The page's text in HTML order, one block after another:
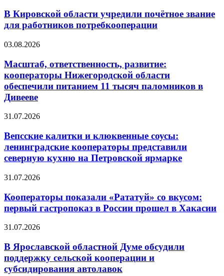
В Кировской области учредили почётное звание
для работников потребкооперации
03.08.2026
Масштаб, ответственность, развитие:
кооператоры Нижегородской области
обеспечили питанием 11 тысяч паломников в
Дивееве
31.07.2026
Вепсские калитки и клюквенные соусы:
ленинградские кооператоры представили
северную кухню на Петровской ярмарке
31.07.2026
Кооператоры показали «Рататуй» со вкусом:
первый гастропоказ в России прошел в Хакасии
31.07.2026
В Ярославской областной Думе обсудили
поддержку сельской кооперации и
субсидирования автолавок